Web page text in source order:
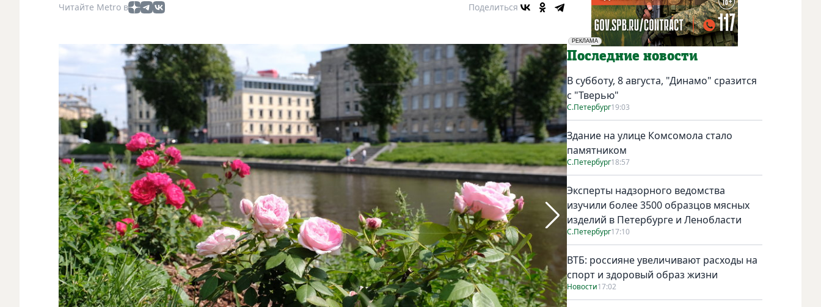
Читайте Metro в Поделиться
РЕКЛАМА
Социальная реклама
Последние новости
В субботу, 8 августа, "Динамо" сразится
с "Тверью"
С.Петербург19:03
Здание на улице Комсомола стало
памятником
С.Петербург18:57
Эксперты надзорного ведомства
изучили более 3500 образцов мясных
изделий в Петербурге и Ленобласти
С.Петербург17:10
ВТБ: россияне увеличивают расходы на
спорт и здоровый образ жизни
Новости17:02